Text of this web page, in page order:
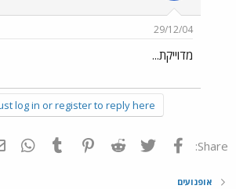
29/12/04
מדוייקת...
log in or register to reply here.
Share: פייסבוק Twitter
Reddit
Pinterest
Tumblr
אופנועים